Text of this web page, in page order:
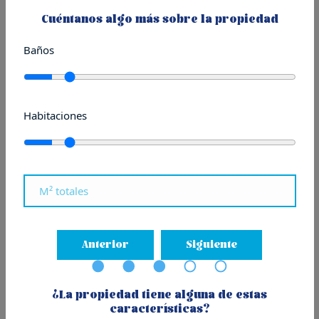
Publicado el 31/01/2023
Cuéntanos algo más sobre la propiedad
Baños
Habitaciones
Anterior Siguiente
¿La propiedad tiene alguna de estas
características?